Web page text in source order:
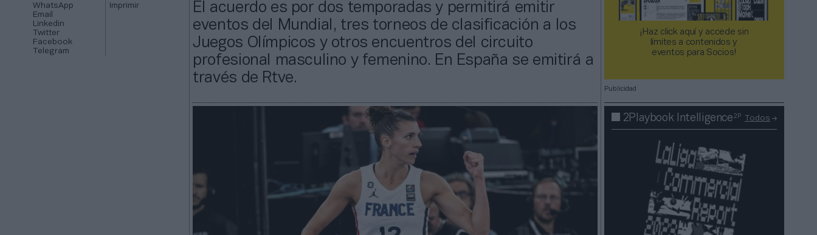
WhatsApp
Email
Linkedin
Twitter
Facebook
Telegram
Imprimir
El acuerdo es por dos temporadas y permitirá emitir
eventos del Mundial, tres torneos de clasificación a los
Juegos Olímpicos y otros encuentros del circuito
profesional masculino y femenino. En España se emitirá a
través de Rtve.
¡Haz click aquí y accede sin
límites a contenidos y
eventos para Socios!​​​​​​​
Publicidad
2Playbook Intelligence2P Todos